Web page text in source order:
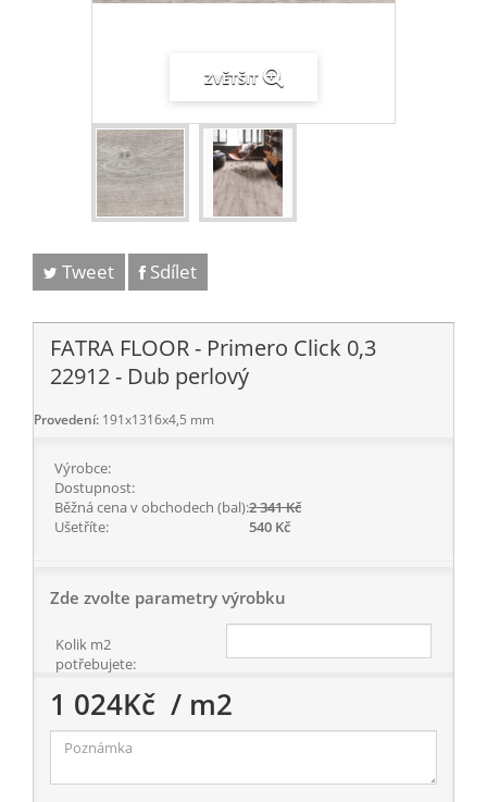
ZVĚTŠIT
Tweet Sdílet
FATRA FLOOR - Primero Click 0,3
22912 - Dub perlový
Provedení: 191x1316x4,5 mm
Výrobce:
Dostupnost:
Běžná cena v obchodech (bal):2 341 Kč
Ušetříte:
540 Kč
Zde zvolte parametry výrobku
Kolik m2
potřebujete:
1 024Kč / m2